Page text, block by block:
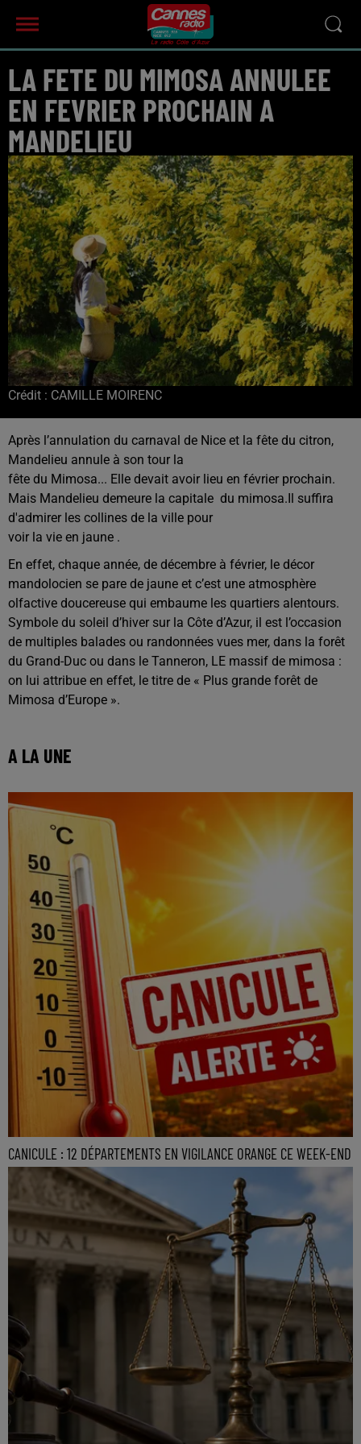
LA FETE DU MIMOSA ANNULEE
EN FEVRIER PROCHAIN A
MANDELIEU
Crédit : CAMILLE MOIRENC
Après l’annulation du carnaval de Nice et la fête du citron,
Mandelieu annule à son tour la
fête du Mimosa... Elle devait avoir lieu en février prochain.
Mais Mandelieu demeure la capitale du mimosa.Il suffira
d'admirer les collines de la ville pour
voir la vie en jaune .
En effet, chaque année, de décembre à février, le décor
mandolocien se pare de jaune et c’est une atmosphère
olfactive doucereuse qui embaume les quartiers alentours.
Symbole du soleil d’hiver sur la Côte d’Azur, il est l’occasion
de multiples balades ou randonnées vues mer, dans la forêt
du Grand-Duc ou dans le Tanneron, LE massif de mimosa :
on lui attribue en effet, le titre de « Plus grande forêt de
Mimosa d’Europe ».
A LA UNE
CANICULE : 12 DÉPARTEMENTS EN VIGILANCE ORANGE CE WEEK-END